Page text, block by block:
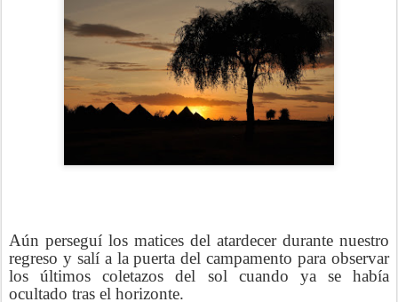
Aún perseguí los matices del atardecer durante nuestro
regreso y salí a la puerta del campamento para observar
los últimos coletazos del sol cuando ya se había
ocultado tras el horizonte.